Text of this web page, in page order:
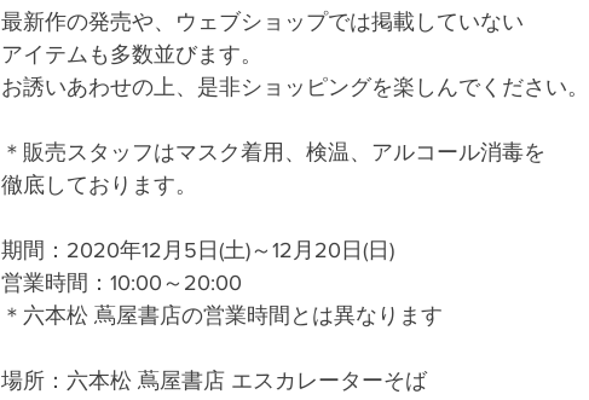
最新作の発売や、ウェブショップでは掲載していない
アイテムも多数並びます。
お誘いあわせの上、是非ショッピングを楽しんでください。
＊販売スタッフはマスク着用、検温、アルコール消毒を
徹底しております。
期間：2020年12月5日(土)～12月20日(日)
営業時間：10:00～20:00
＊六本松 蔦屋書店の営業時間とは異なります
場所：六本松 蔦屋書店 エスカレーターそば